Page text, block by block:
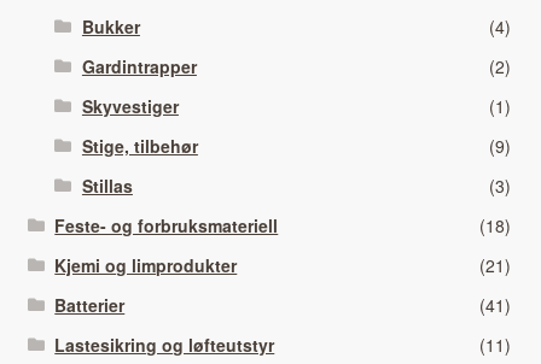
Bukker
(4)
Gardintrapper
(2)
Skyvestiger
(1)
Stige, tilbehør
(9)
Stillas
(3)
Feste- og forbruksmateriell
(18)
Kjemi og limprodukter
(21)
Batterier
(41)
Lastesikring og løfteutstyr
(11)